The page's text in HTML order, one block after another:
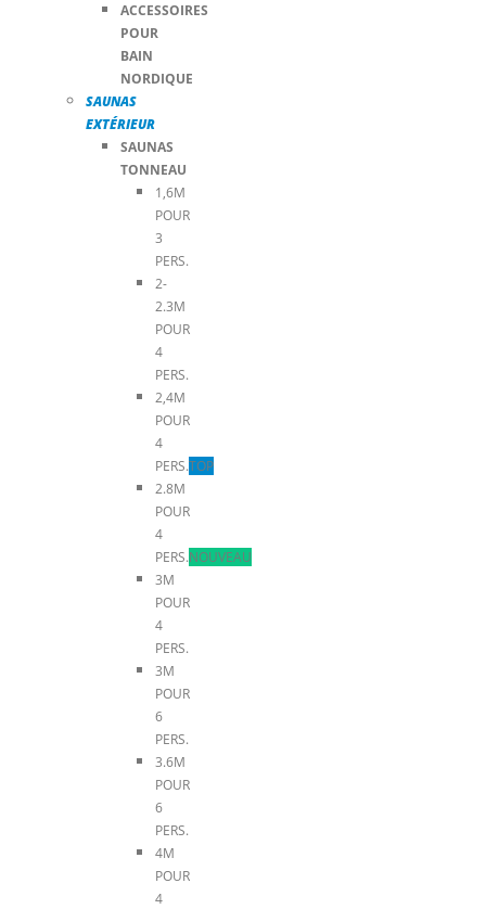
ACCESSOIRES
POUR
BAIN
NORDIQUE
SAUNAS
EXTÉRIEUR
SAUNAS
TONNEAU
1,6M
POUR
3
PERS.
2-
2.3M
POUR
4
PERS.
2,4M
POUR
4
PERS.TOP
2.8M
POUR
4
PERS.NOUVEAU
3M
POUR
4
PERS.
3M
POUR
6
PERS.
3.6M
POUR
6
PERS.
4M
POUR
4